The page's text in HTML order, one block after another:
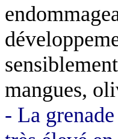
mangues,
- La